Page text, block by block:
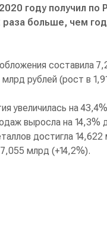
году получил
раза больше, чем
составила
рублей (рост в
увеличилась на
выросла на 14,3%
достигла
млрд (+14,2%).